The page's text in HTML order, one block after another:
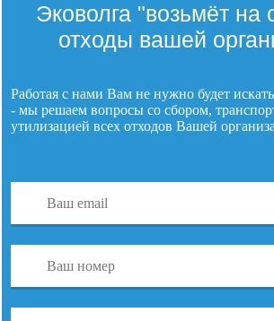
Эковолга "возьмёт на
отходы вашей
Работая с нами Вам не нужно будет
- мы решаем вопросы со сбором,
утилизациейвсех отходов Вашей